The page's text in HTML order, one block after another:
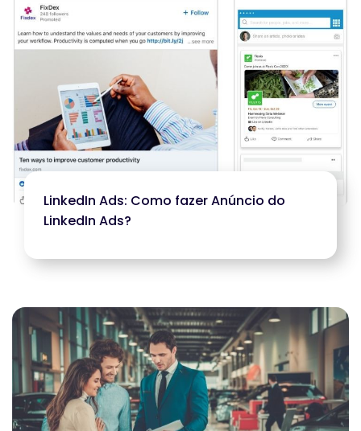
LinkedIn Ads: Como fazer Anúncio do
LinkedIn Ads?